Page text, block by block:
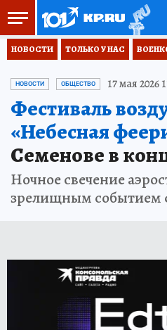
НОВОСТИ ТОЛЬКО У НАС
НОВОСТИ ОБЩЕСТВО 17 мая 2026
Фестиваль
«Небесная
Семенове в
Ночное свечение
зрелищным событием